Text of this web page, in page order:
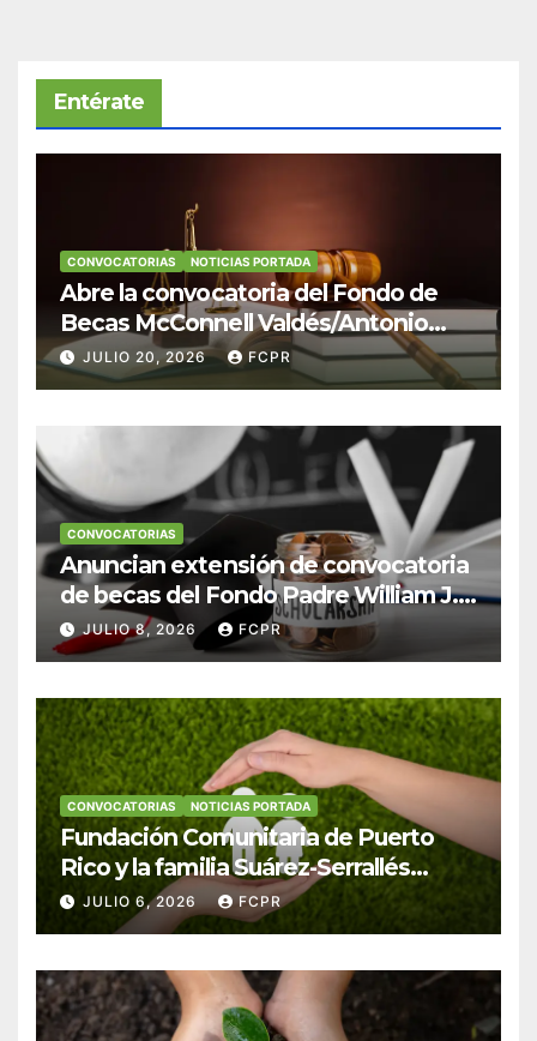
Entérate
CONVOCATORIAS NOTICIAS PORTADA
Abre la convocatoria del Fondo de
Becas McConnell Valdés/Antonio
Escudero Viera para estudiantes de
Derecho en Puerto Rico
JULIO 20, 2026 FCPR
CONVOCATORIAS
Anuncian extensión de convocatoria
de becas del Fondo Padre William J.
Hendricks, SJ para estudiantes del
Colegio San Ignacio
JULIO 8, 2026 FCPR
CONVOCATORIAS NOTICIAS PORTADA
Fundación Comunitaria de Puerto
Rico y la familia Suárez-Serrallés
anuncian convocatoria para
fortalecer hogares y albergues
JULIO 6, 2026 FCPR